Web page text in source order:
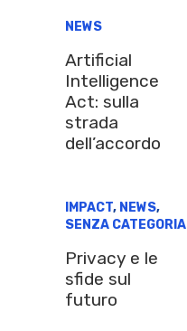
NEWS
Artificial
Intelligence
Act: sulla
strada
dell’accordo
IMPACT, NEWS,
SENZA CATEGORIA
Privacy e le
sfide sul
futuro